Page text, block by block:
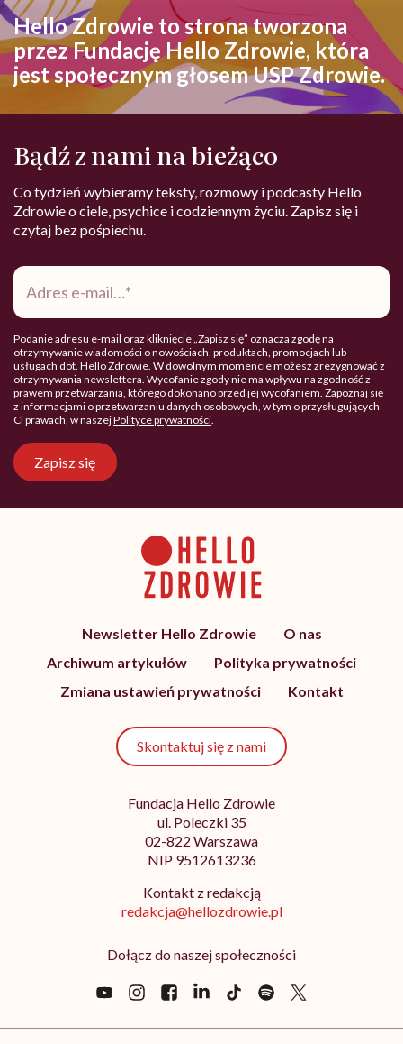
Hello Zdrowie to strona tworzona
przez Fundację Hello Zdrowie, która
jest społecznym głosem USP Zdrowie.
Bądź z nami na bieżąco
Co tydzień wybieramy teksty, rozmowy i podcasty Hello
Zdrowie o ciele, psychice i codziennym życiu. Zapisz się i
czytaj bez pośpiechu.
Adres
mail*
Podanie adresu e-mail oraz kliknięcie „Zapisz się” oznacza zgodę na
otrzymywanie wiadomości o nowościach, produktach, promocjach lub
usługach dot. Hello Zdrowie. W dowolnym momencie możesz zrezygnować z
otrzymywania newslettera. Wycofanie zgody nie ma wpływu na zgodność z
prawem przetwarzania, którego dokonano przed jej wycofaniem. Zapoznaj się
z informacjami o przetwarzaniu danych osobowych, w tym o przysługujących
Ci prawach, w naszejPolityce prywatności.
Zapisz się
Newsletter Hello Zdrowie
O nas
Archiwum artykułów
Polityka prywatności
Zmiana ustawień prywatności
Kontakt
Skontaktuj się z nami
Fundacja Hello Zdrowie
ul. Poleczki 35
02-822 Warszawa
NIP 9512613236
Kontakt z redakcją
redakcja@hellozdrowie.pl
Dołącz do naszej społeczności